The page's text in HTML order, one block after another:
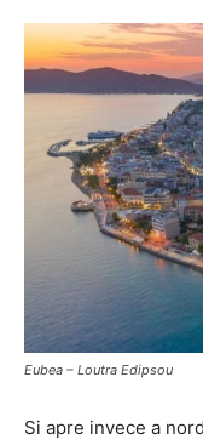
Eubea – Loutra Edipsou
Si apre invece a